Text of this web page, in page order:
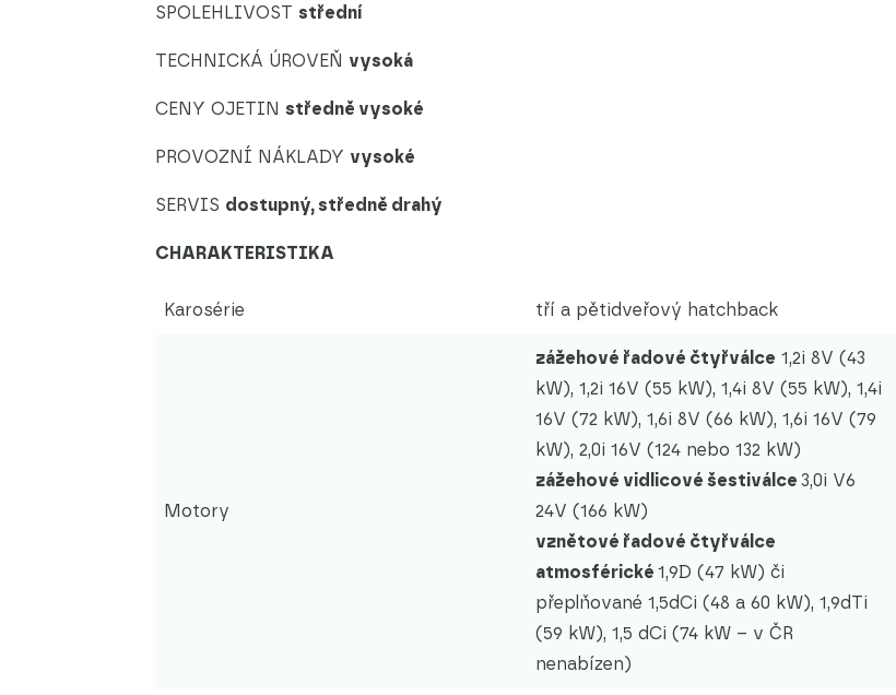
SPOLEHLIVOST střední
TECHNICKÁ ÚROVEŇ vysoká
CENY OJETIN středně vysoké
PROVOZNÍ NÁKLADY vysoké
SERVIS dostupný, středně drahý
CHARAKTERISTIKA
Karosérie tří a pětidveřový hatchback
Motory
zážehové řadové čtyřválce 1,2i 8V (43
kW), 1,2i 16V (55 kW), 1,4i 8V (55 kW), 1,4i
16V (72 kW), 1,6i 8V (66 kW), 1,6i 16V (79
kW), 2,0i 16V (124 nebo 132 kW)
zážehové vidlicové šestiválce 3,0i V6
24V (166 kW)
vznětové řadové čtyřválce
atmosférické 1,9D (47 kW) či
přeplňované 1,5dCi (48 a 60 kW), 1,9dTi
(59 kW), 1,5 dCi (74 kW – v ČR
nenabízen)